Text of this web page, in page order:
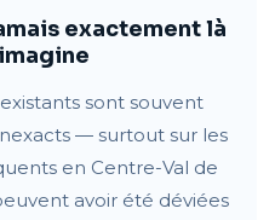
exactement là
sont souvent
— surtout sur les
en Centre-Val de
avoir été déviées